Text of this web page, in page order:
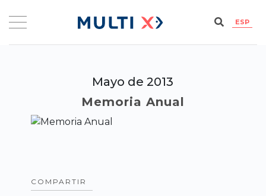
ESP
Mayo de 2013
Memoria Anual
COMPARTIR